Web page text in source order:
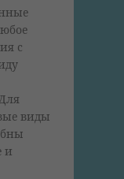
с
виды
и